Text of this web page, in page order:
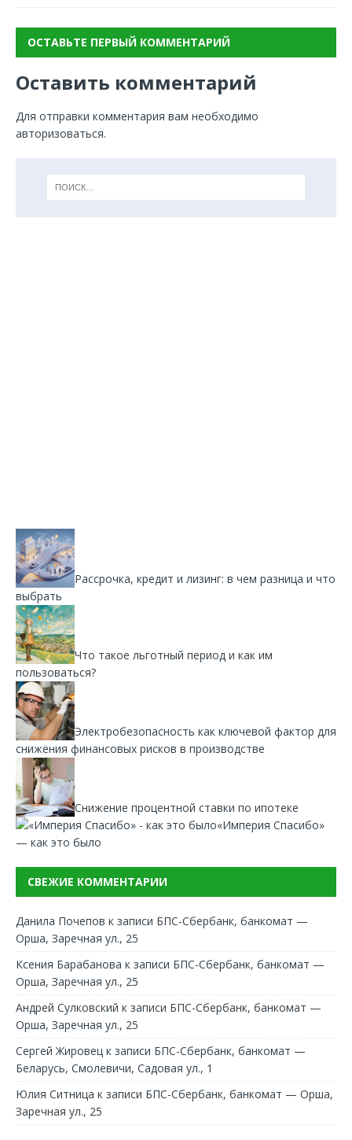
ОСТАВЬТЕ ПЕРВЫЙ КОММЕНТАРИЙ
Оставить комментарий
Для отправки комментария вам необходимо
авторизоваться.
Рассрочка, кредит и лизинг: в чем разница и что
выбрать
Что такое льготный период и как им
пользоваться?
Электробезопасность как ключевой фактор для
снижения финансовых рисков в производстве
Снижение процентной ставки по ипотеке
«Империя Спасибо»
— как это было
СВЕЖИЕ КОММЕНТАРИИ
Данила Почепов к записи БПС-Сбербанк, банкомат —
Орша, Заречная ул., 25
Ксения Барабанова к записи БПС-Сбербанк, банкомат —
Орша, Заречная ул., 25
Андрей Сулковский к записи БПС-Сбербанк, банкомат —
Орша, Заречная ул., 25
Сергей Жировец к записи БПС-Сбербанк, банкомат —
Беларусь, Смолевичи, Садовая ул., 1
Юлия Ситница к записи БПС-Сбербанк, банкомат — Орша,
Заречная ул., 25